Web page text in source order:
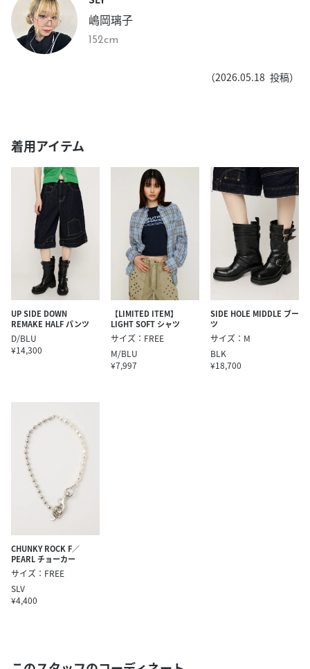
嶋岡璃子
152cm
（2026.05.18 投稿）
着用アイテム
UP SIDE DOWN
REMAKE HALF パンツ
D/BLU
¥14,300
【LIMITED ITEM】
LIGHT SOFT シャツ
サイズ：FREE
M/BLU
¥7,997
SIDE HOLE MIDDLE ブー
ツ
サイズ：M
BLK
¥18,700
CHUNKY ROCK F／
PEARL チョーカー
サイズ：FREE
SLV
¥4,400